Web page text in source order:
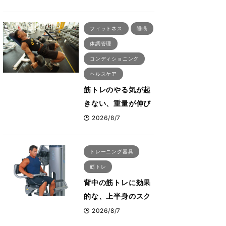
る「回復習慣」
フィットネス 睡眠
体調管理
コンディショニング
ヘルスケア
筋トレのやる気が起
きない、重量が伸び
ない ボディビル世
える食事・睡眠・呼
吸の整え方
2026/8/7
トレーニング器具
筋トレ
背中の筋トレに効果
的な、上半身のスク
ワットとも言われた
2026/8/7